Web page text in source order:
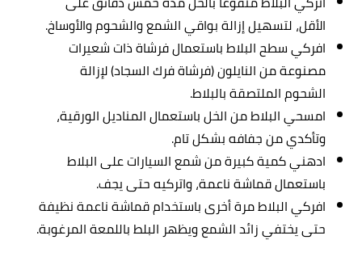
الأقل، لتسهيل إزالة بواقي الشمع والشحوم والأوساخ.
افركي سطح البلاط باستعمال فرشاة ذات شعيرات
مصنوعة من النايلون (فرشاة فرك السجاد) لإزالة
الشحوم الملتصقة بالبلاط.
امسحي البلاط من الخل باستعمال المناديل الورقية،
وتأكدي من جفافه بشكل تام.
ادهني كمية كبيرة من شمع السيارات على البلاط
باستعمال قماشة ناعمة، واتركيه حتى يجف.
افركي البلاط مرة أخرى باستخدام قماشة ناعمة نظيفة
حتى يختفي زائد الشمع ويظهر البلط باللمعة المرغوبة.